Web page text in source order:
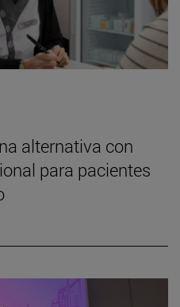
alternativa con
para pacientes